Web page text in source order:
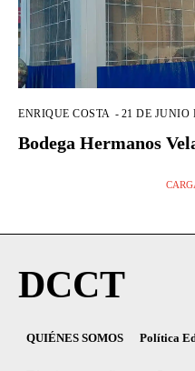
ENRIQUE COSTA - 21 DE JUNIO
Bodega Hermanos
DCCT
QUIÉNES SOMOS Política